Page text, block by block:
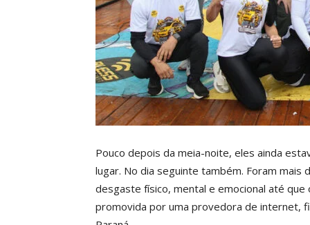
Pouco depois da meia-noite, eles ainda
lugar. No dia seguinte também. Foram
desgaste físico, mental e emocional até
promovida por uma provedora de internet,